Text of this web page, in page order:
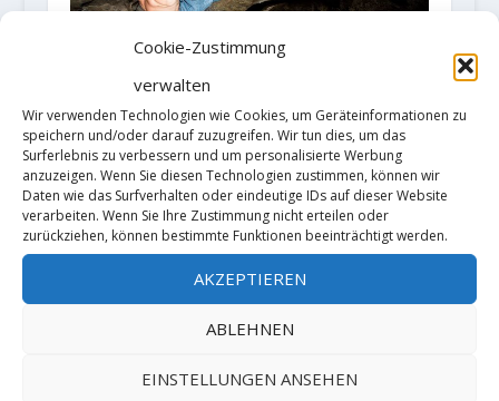
Cookie-Zustimmung
verwalten
Wir verwenden Technologien wie Cookies, um Geräteinformationen zu
speichern und/oder darauf zuzugreifen. Wir tun dies, um das
Surferlebnis zu verbessern und um personalisierte Werbung
anzuzeigen. Wenn Sie diesen Technologien zustimmen, können wir
Daten wie das Surfverhalten oder eindeutige IDs auf dieser Website
verarbeiten. Wenn Sie Ihre Zustimmung nicht erteilen oder
zurückziehen, können bestimmte Funktionen beeinträchtigt werden.
AKZEPTIEREN
ABLEHNEN
EINSTELLUNGEN ANSEHEN
Erfolgreicher Neujahrstart bei
Christof Rauch
4. Januar 2018